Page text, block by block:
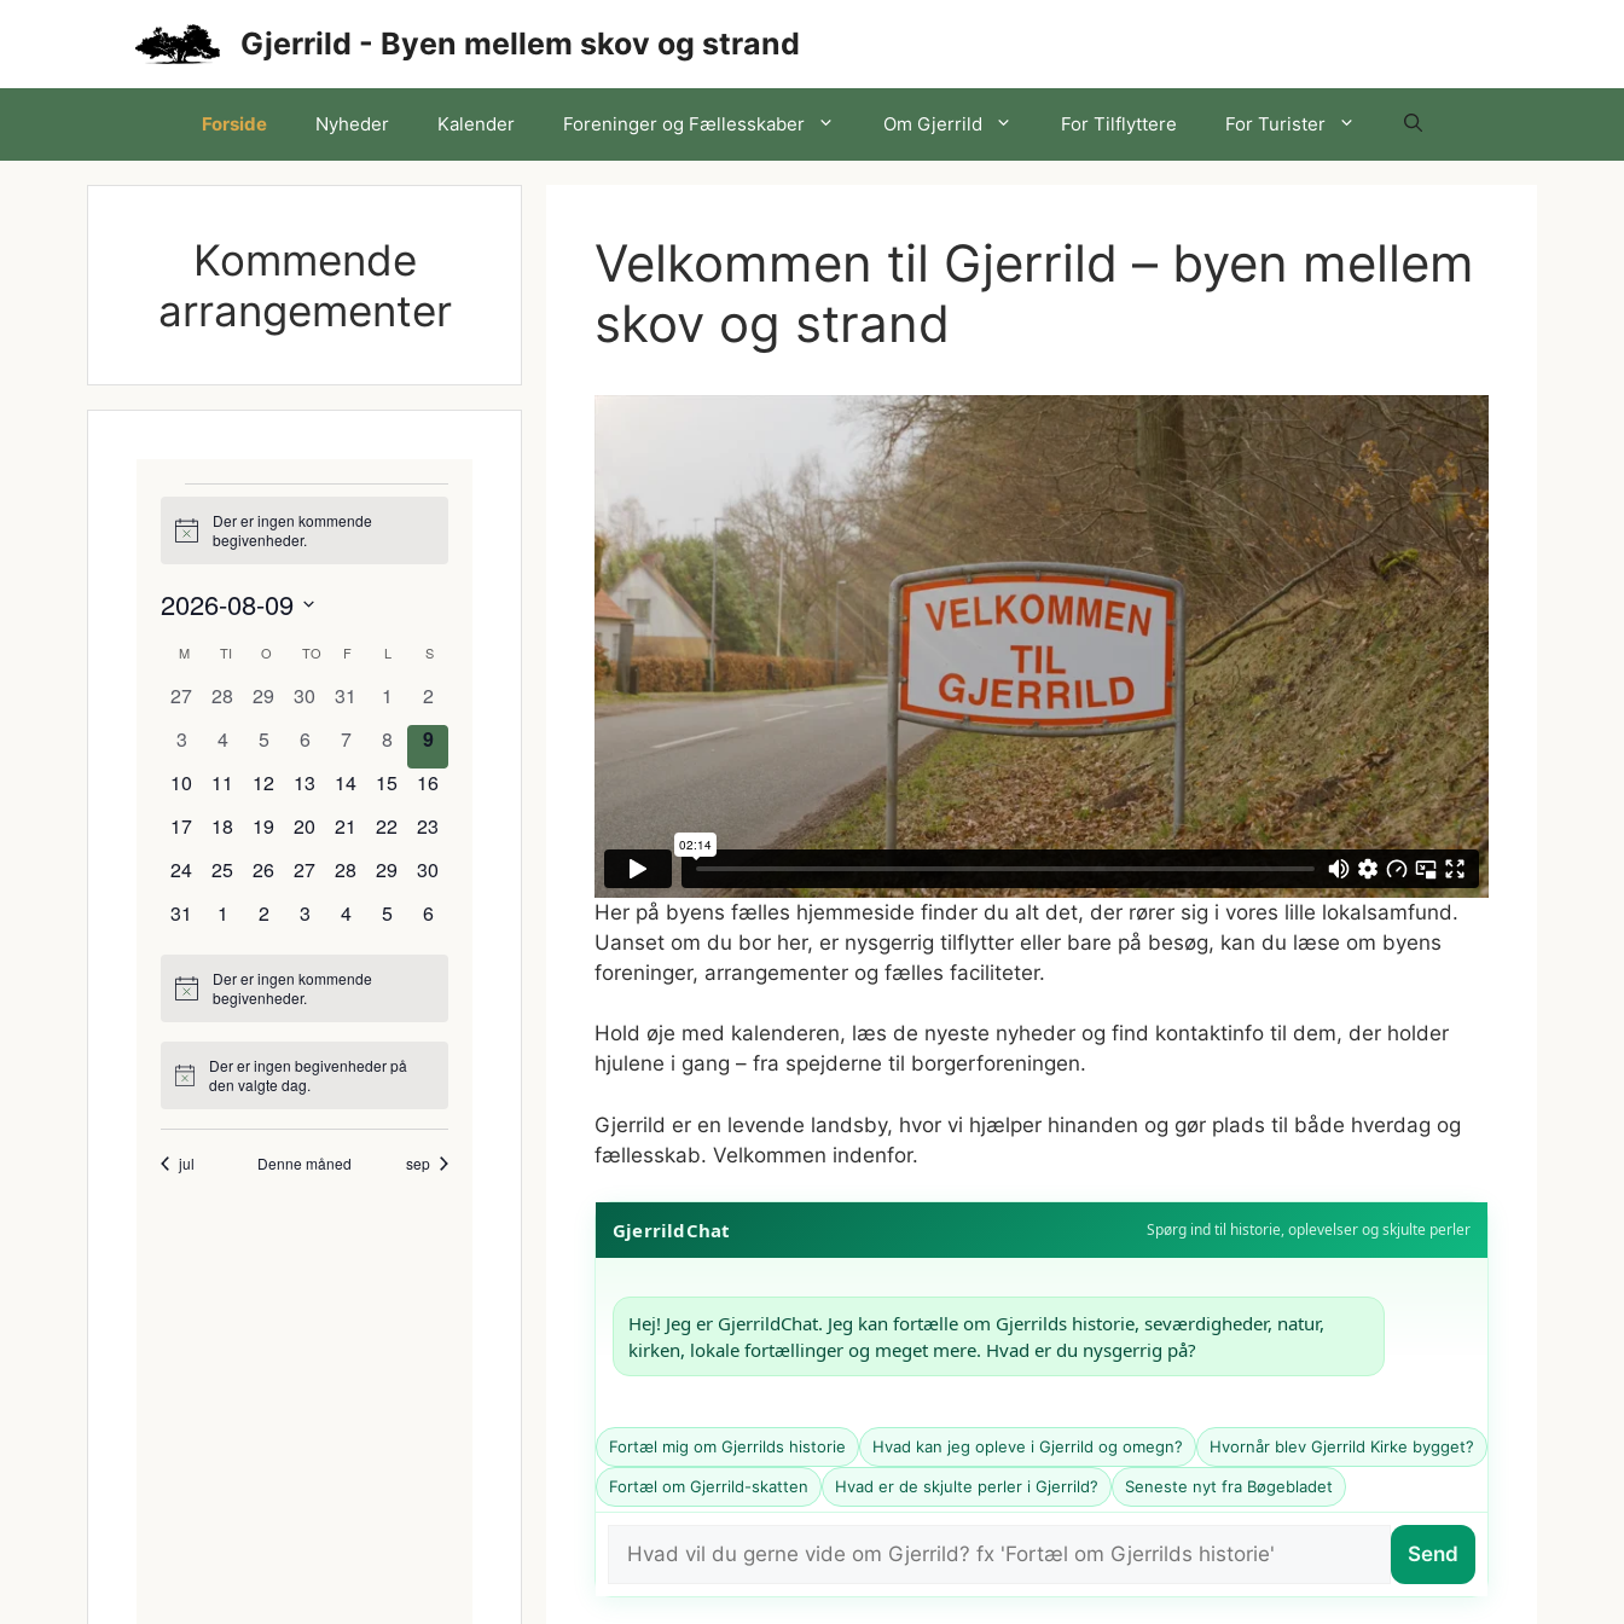
Gjerrild - Byen mellem skov og strand
Forside Nyheder Kalender Foreninger og Fællesskaber Om Gjerrild For Tilflyttere For Turister
Velkommen til Gjerrild – byen mellem
skov og strand
Her på byens fælles hjemmeside finder du alt det, der rører sig i vores lille lokalsamfund.
Uanset om du bor her, er nysgerrig tilflytter eller bare på besøg, kan du læse om byens
foreninger, arrangementer og fælles faciliteter.
Hold øje med kalenderen, læs de nyeste nyheder og find kontaktinfo til dem, der holder
hjulene i gang – fra spejderne til borgerforeningen.
Gjerrild er en levende landsby, hvor vi hjælper hinanden og gør plads til både hverdag og
fællesskab. Velkommen indenfor.
GjerrildChat Spørg ind til historie, oplevelser og skjulte perler
Hej! Jeg er GjerrildChat. Jeg kan fortælle om Gjerrilds historie, seværdigheder, natur,
kirken, lokale fortællinger og meget mere. Hvad er du nysgerrig på?
Fortæl mig om Gjerrilds historie Hvad kan jeg opleve i Gjerrild og omegn? Hvornår blev Gjerrild Kirke bygget?
Fortæl om Gjerrild-skatten Hvad er de skjulte perler i Gjerrild? Seneste nyt fra Bøgebladet
Send
Kommende
arrangementer